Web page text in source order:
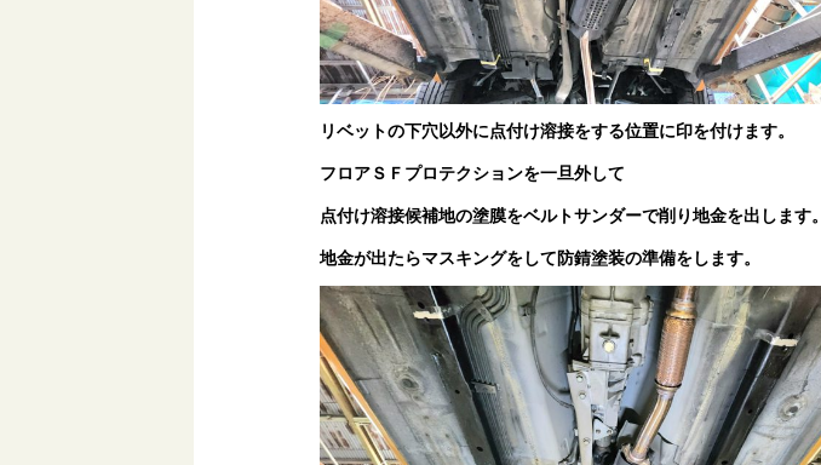
リベットの下穴以外に点付け溶接をする位置に印を付けます。
フロアＳＦプロテクションを一旦外して
点付け溶接候補地の塗膜をベルトサンダーで削り地金を出します。
地金が出たらマスキングをして防錆塗装の準備をします。